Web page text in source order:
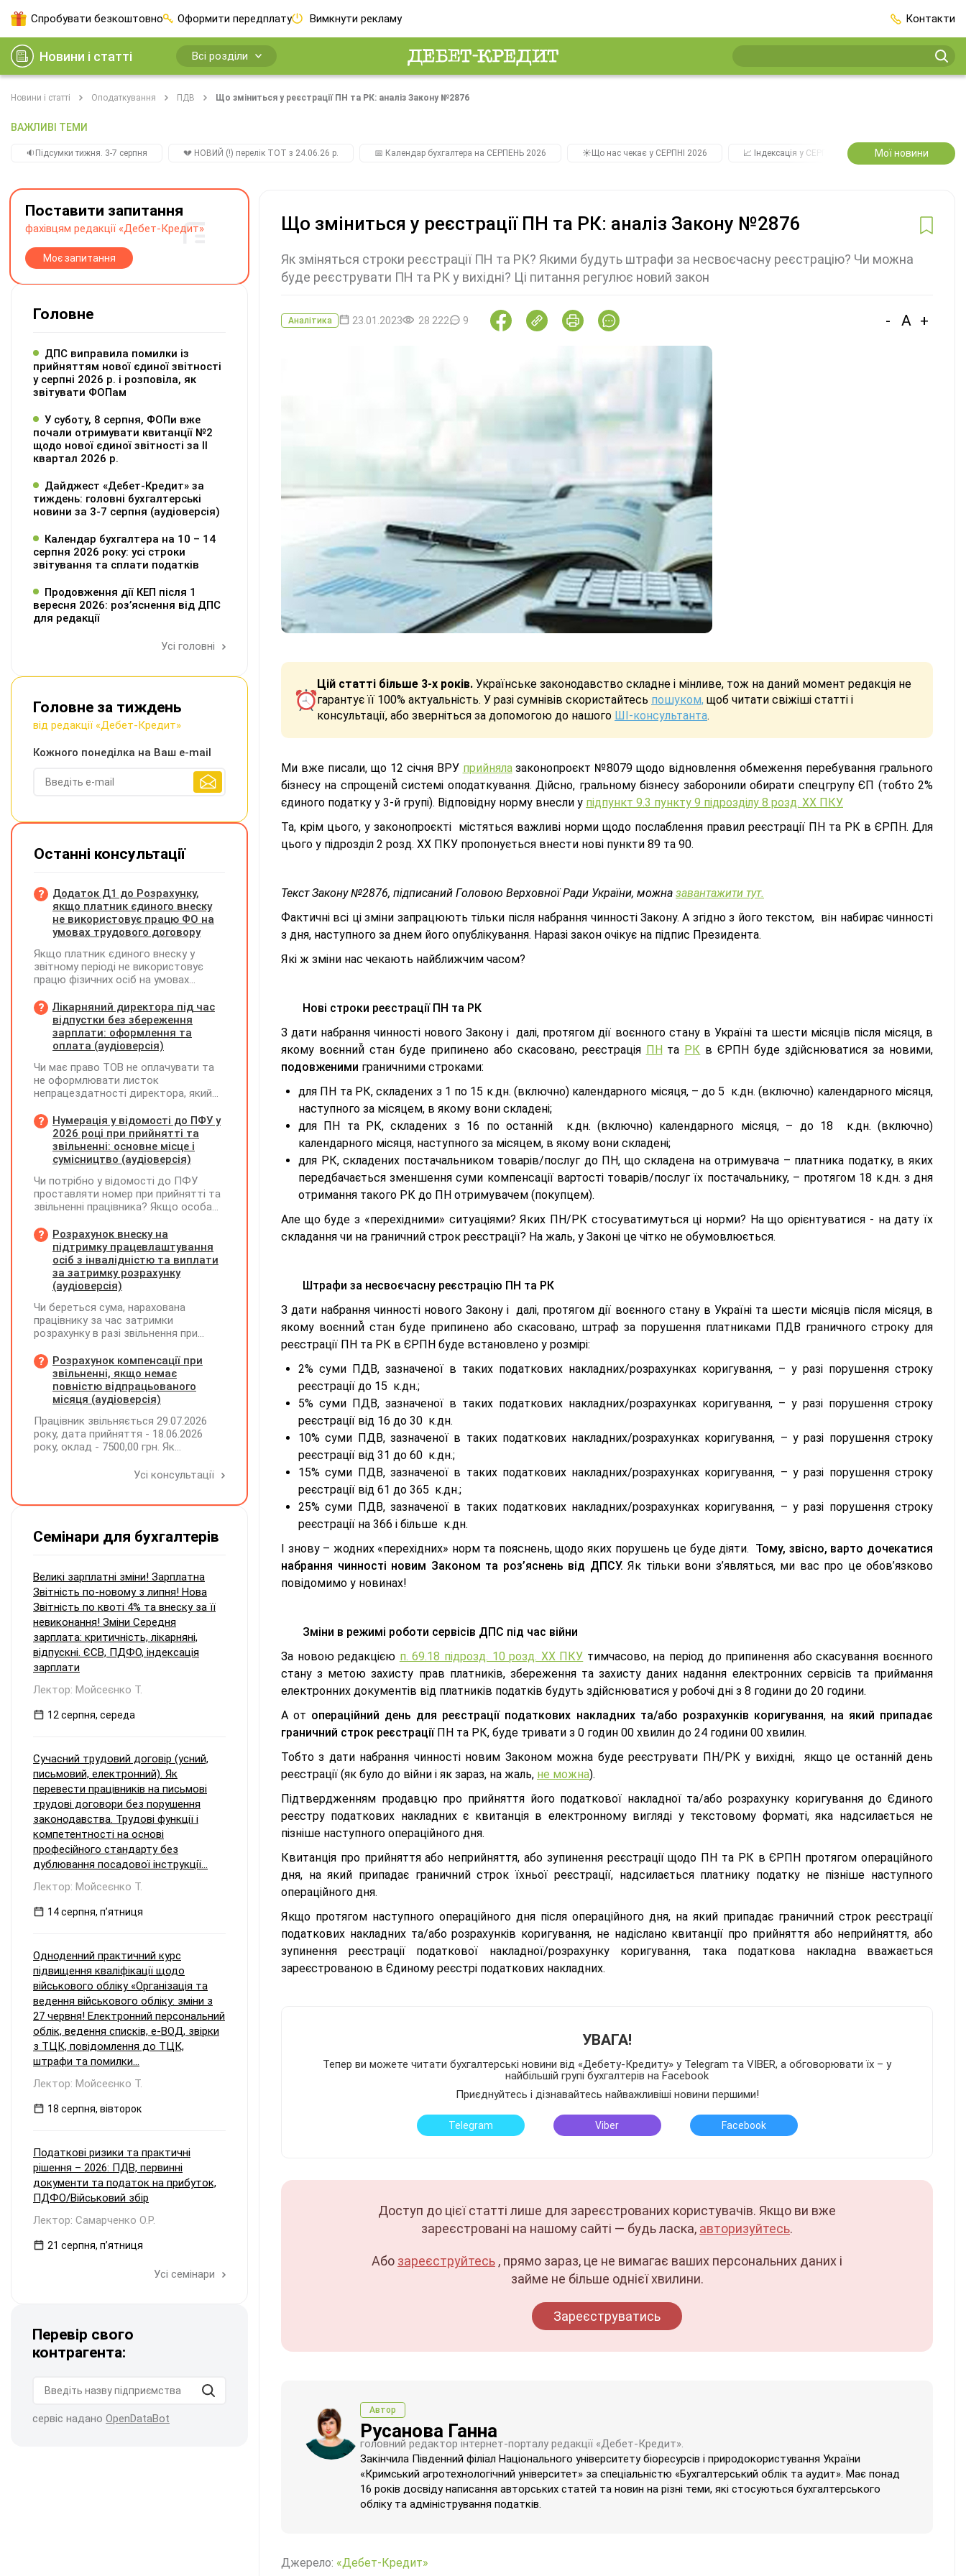
Спробувати безкоштовно Оформити передплату Вимкнути рекламу Контакти
Новини і статті Всі розділи
Новини і статті Оподаткування ПДВ Що зміниться у реєстрації ПН та РК: аналіз Закону №2876
ВАЖЛИВІ ТЕМИ
🔉Підсумки тижня. 3-7 серпня 💔 НОВИЙ (!) перелік ТОТ з 24.06.26 р. 📅 Календар бухгалтера на СЕРПЕНЬ 2026 ☀️Що нас чекає у СЕРПНІ 2026 📈 Індексація у СЕРПНІ 2️⃣0️⃣2️⃣7️⃣ Усі ключові
Мої новини
Що зміниться у реєстрації ПН та РК: аналіз Закону №2876
Як зміняться строки реєстрації ПН та РК? Якими будуть штрафи за несвоєчасну реєстрацію? Чи можна
буде реєструвати ПН та РК у вихідні? Ці питання регулює новий закон
Аналітика 23.01.2023 28 222 9 - A +
Цій статті більше 3-х років. Українське законодавство складне і мінливе, тож на даний момент редакція не
гарантує її 100% актуальність. У разі сумнівів скористайтесь пошуком, щоб читати свіжіші статті і
консультації, або зверніться за допомогою до нашого ШІ-консультанта.
Ми вже писали, що 12 січня ВРУ прийнялазаконопроєкт №8079 щодо відновлення обмеження перебування грального
бізнесу на спрощеній̆ системі оподаткування.Дійсно, гральному бізнесу заборонили обирати спецгрупу ЄП (тобто 2%
єдиного податку у 3-й групі). Відповідну норму внесли у підпункт 9.3 пункту 9 підрозділу 8 розд. ХХ ПКУ.
Та, крім цього, у законопроєкті містяться важливі норми щодо послаблення правил реєстрації ПН та РК в ЄРПН. Для
цього у підрозділ 2 розд. ХХ ПКУ пропонується внести нові пункти 89 та 90.
Текст Закону №2876, підписаний Головою Верховної Ради України, можна завантажити тут.
Фактичні всі ці зміни запрацюють тільки після набрання чинності Закону. А згідно з його текстом, він набирає чинності
з дня, наступного за днем його опублікування. Наразі закон очікує на підпис Президента.
Які ж зміни нас чекають найближчим часом?
Нові строки реєстрації ПН та РК
З дати набрання чинності нового Закону і далі, протягом дії воєнного стану в Україні та шести місяців після місяця, в
якому воєнний̆ стан буде припинено або скасовано, реєстрація ПНта РК в ЄРПН буде здійснюватися за новими,
подовженими граничними строками:
для ПН та РК, складених з 1 по 15 к.дн. (включно) календарного місяця, – до 5 к.дн. (включно) календарного місяця,
наступного за місяцем, в якому вони складені;
для ПН та РК, складених з 16 по останній к.дн. (включно) календарного місяця, – до 18 к.дн. (включно)
календарного місяця, наступного за місяцем, в якому вони складені;
для РК, складених постачальником товарів/послуг до ПН, що складена на отримувача – платника податку, в яких
передбачається зменшення суми компенсації вартості товарів/послуг їх постачальнику, – протягом 18 к.дн. з дня
отримання такого РК до ПН отримувачем (покупцем).
Але що буде з «перехідними» ситуаціями? Яких ПН/РК стосуватимуться ці норми? На що орієнтуватися - на дату їх
складання чи на граничний строк реєстрації? На жаль, у Законі це чітко не обумовлюється.
Штрафи за несвоєчасну реєстрацію ПН та РК
З дати набрання чинності нового Закону і далі, протягом дії воєнного стану в Україні та шести місяців після місяця, в
якому воєнний̆ стан буде припинено або скасовано, штраф за порушення платниками ПДВ граничного строку для
реєстрації ПН та РК в ЄРПН буде встановлено у розмірі:
2% суми ПДВ, зазначеної в таких податкових накладних/розрахунках коригування, – у разі порушення строку
реєстрації до 15 к.дн.;
5% суми ПДВ, зазначеної в таких податкових накладних/розрахунках коригування, – у разі порушення строку
реєстрації від 16 до 30 к.дн.
10% суми ПДВ, зазначеної в таких податкових накладних/розрахунках коригування, – у разі порушення строку
реєстрації від 31 до 60 к.дн.;
15% суми ПДВ, зазначеної в таких податкових накладних/розрахунках коригування, – у разі порушення строку
реєстрації від 61 до 365 к.дн.;
25% суми ПДВ, зазначеної в таких податкових накладних/розрахунках коригування, – у разі порушення строку
реєстрації на 366 і більше к.дн.
І знову – жодних «перехідних» норм та пояснень, щодо яких порушень це буде діяти. Тому, звісно, варто дочекатися
набрання чинності новим Законом та роз’яснень від ДПСУ. Як тільки вони з’являться, ми вас про це обов’язково
повідомимо у новинах!
Зміни в режимі роботи сервісів ДПС під час війни
За новою редакцією п. 69.18 підрозд. 10 розд. ХХ ПКУ тимчасово, на період до припинення або скасування воєнного
стану з метою захисту прав платників, збереження та захисту даних надання електронних сервісів та приймання
електронних документів від платників податків будуть здійснюватися у робочі дні з 8 години до 20 години.
А от операційний день для реєстрації податкових накладних та/або розрахунків коригування, на який припадає
граничний строк реєстраціїПН та РК, буде тривати з 0 годин 00 хвилин до 24 години 00 хвилин.
Тобто з дати набрання чинності новим Законом можна буде реєструвати ПН/РК у вихідні, якщо це останній день
реєстрації (як було до війни і як зараз, на жаль, не можна).
Підтвердженням продавцю про прийняття його податкової накладної та/або розрахунку коригування до Єдиного
реєстру податкових накладних є квитанція в електронному вигляді у текстовому форматі, яка надсилається не
пізніше наступного операційного дня.
Квитанція про прийняття або неприйняття, або зупинення реєстрації щодо ПН та РК в ЄРПН протягом операційного
дня, на який припадає граничний строк їхньої реєстрації, надсилається платнику податку не пізніше наступного
операційного дня.
Якщо протягом наступного операційного дня після операційного дня, на який припадає граничний строк реєстрації
податкових накладних та/або розрахунків коригування, не надіслано квитанції про прийняття або неприйняття, або
зупинення реєстрації податкової накладної/розрахунку коригування, така податкова накладна вважається
зареєстрованою в Єдиному реєстрі податкових накладних.
УВАГА!
Тепер ви можете читати бухгалтерські новини від «Дебету-Кредиту» у Telegram та VIBER, а обговорювати їх – у
найбільшій групі бухгалтерів на Facebook
Приєднуйтесь і дізнавайтесь найважливіші новини першими!
Telegram Viber Facebook
Доступ до цієї статті лише для зареєстрованих користувачів. Якщо ви вже
зареєстровані на нашому сайті — будь ласка, авторизуйтесь.
Або зареєструйтесь , прямо зараз, це не вимагає ваших персональних даних і
займе не більше однієї хвилини.
Зареєструватись
Автор
Русанова Ганна
головний редактор інтернет-порталу редакції «Дебет-Кредит».
Закінчила Південний філіал Національного університету біоресурсів і природокористування України
«Кримський агротехнологічний університет» за спеціальністю «Бухгалтерський облік та аудит». Має понад
16 років досвіду написання авторських статей та новин на різні теми, які стосуються бухгалтерського
обліку та адміністрування податків.
Джерело: «Дебет-Кредит»
Поставити запитання
фахівцям редакції «Дебет-Кредит»
Моє запитання
Головне
ДПС виправила помилки із
прийняттям нової єдиної звітності
у серпні 2026 р. і розповіла, як
звітувати ФОПам
У суботу, 8 серпня, ФОПи вже
почали отримувати квитанції №2
щодо нової єдиної звітності за ІІ
квартал 2026 р.
Дайджест «Дебет-Кредит» за
тиждень: головні бухгалтерські
новини за 3-7 серпня (аудіоверсія)
Календар бухгалтера на 10 – 14
серпня 2026 року: усі строки
звітування та сплати податків
Продовження дії КЕП після 1
вересня 2026: розʼяснення від ДПС
для редакції
Усі головні
Головне за тиждень
від редакції «Дебет-Кредит»
Кожного понеділка на Ваш e-mail
Останні консультації
Додаток Д1 до Розрахунку,
якщо платник єдиного внеску
не використовує працю ФО на
умовах трудового договору
Якщо платник єдиного внеску у
звітному періоді не використовує
працю фізичних осіб на умовах
на інших умовах, передбачених
законодавством, Додаток Д1/
Додаток ФІЗ-Д1 за відповідний
період не подається
Лікарняний директора під час
відпустки без збереження
зарплати: оформлення та
оплата (аудіоверсія)
Чи має право ТОВ не оплачувати та
не оформлювати листок
непрацездатності директора, який
збереження заробітної плати під час
призупинення діяльності
підприємства?
Нумерація у відомості до ПФУ у
2026 році при прийнятті та
звільненні: основне місце і
сумісництво (аудіоверсія)
Чи потрібно у відомості до ПФУ
проставляти номер при прийнятті та
звільненні працівника? Якщо особа
місцем роботи та за сумісництвом,
чи рахується це як два роботодавці?
Розрахунок внеску на
підтримку працевлаштування
осіб з інвалідністю та виплати
за затримку розрахунку
(аудіоверсія)
Чи береться сума, нарахована
працівнику за час затримки
розрахунку в разі звільнення при
заробітної плати (винагороди), для
розрахунку внеску на підтримку
працевлаштування осіб з
інвалідністю?
Розрахунок компенсації при
звільненні, якщо немає
повністю відпрацьованого
місяця (аудіоверсія)
Працівник звільняється 29.07.2026
року, дата прийняття - 18.06.2026
року, оклад - 7500,00 грн. Як
невикористаних днів відпустки при
Усі консультації
Семінари для бухгалтерів
Великі зарплатні зміни! Зарплатна
Звітність по-новому з липня! Нова
Звітність по квоті 4% та внеску за її
невиконання! Зміни Середня
зарплата: критичність, лікарняні,
відпускні. ЄСВ, ПДФО, індексація
зарплати
Лектор: Мойсеєнко Т.
12 серпня, середа
Сучасний трудовий договір (усний,
письмовий, електронний). Як
перевести працівників на письмові
трудові договори без порушення
законодавства. Трудові функції і
компетентності на основі
професійного стандарту без
дублювання посадової інструкції...
Лектор: Мойсеєнко Т.
14 серпня, пʼятниця
Одноденний практичний курс
підвищення кваліфікації щодо
військового обліку «Організація та
ведення військового обліку: зміни з
27 червня! Електронний персональний
облік, ведення списків, е-ВОД, звірки
з ТЦК, повідомлення до ТЦК,
штрафи та помилки...
Лектор: Мойсеєнко Т.
18 серпня, вівторок
Податкові ризики та практичні
рішення – 2026: ПДВ, первинні
документи та податок на прибуток,
ПДФО/Військовий збір
Лектор: Самарченко О.Р.
21 серпня, пʼятниця
Усі семінари
Перевір свого
контрагента:
сервіс надано OpenDataBot